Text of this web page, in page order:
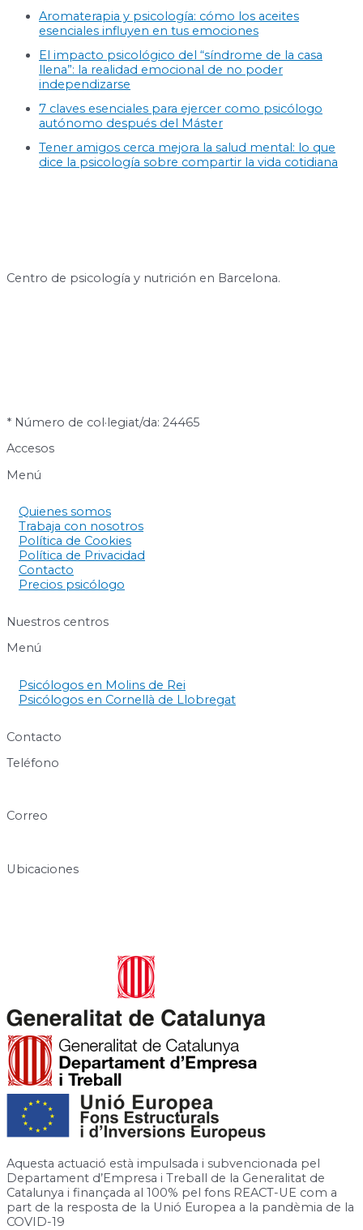
Aromaterapia y psicología: cómo los aceites
esenciales influyen en tus emociones
El impacto psicológico del “síndrome de la casa
llena”: la realidad emocional de no poder
independizarse
7 claves esenciales para ejercer como psicólogo
autónomo después del Máster
Tener amigos cerca mejora la salud mental: lo que
dice la psicología sobre compartir la vida cotidiana
Centro de psicología y nutrición en Barcelona.
* Número de col·legiat/da: 24465
Accesos
Menú
Quienes somos
Trabaja con nosotros
Política de Cookies
Política de Privacidad
Contacto
Precios psicólogo
Nuestros centros
Menú
Psicólogos en Molins de Rei
Psicólogos en Cornellà de Llobregat
Contacto
Teléfono
Correo
Ubicaciones
Aquesta actuació està impulsada i subvencionada pel
Departament d’Empresa i Treball de la Generalitat de
Catalunya i finançada al 100% pel fons REACT-UE com a
part de la resposta de la Unió Europea a la pandèmia de la
COVID-19